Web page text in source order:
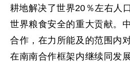
耕地解决了世界20％左右人
世界粮食安全的重大贡献。
合作，在力所能及的范围内
在南南合作框架内继续同发